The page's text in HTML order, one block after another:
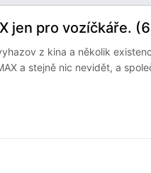
jen pro vozíčkáře.
z kina a několik
a stejně nic nevidět, a